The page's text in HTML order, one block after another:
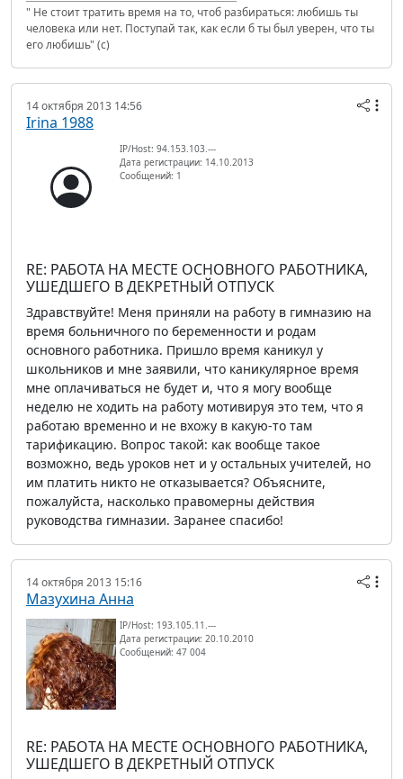
" Не стоит тратить время на то, чтоб разбираться: любишь ты
человека или нет. Поступай так, как если б ты был уверен, что ты
его любишь" (с)
14 октября 2013 14:56
Irina 1988
IP/Host: 94.153.103.---
Дата регистрации: 14.10.2013
Сообщений: 1
RE: РАБОТА НА МЕСТЕ ОСНОВНОГО РАБОТНИКА,
УШЕДШЕГО В ДЕКРЕТНЫЙ ОТПУСК
Здравствуйте! Меня приняли на работу в гимназию на
время больничного по беременности и родам
основного работника. Пришло время каникул у
школьников и мне заявили, что каникулярное время
мне оплачиваться не будет и, что я могу вообще
неделю не ходить на работу мотивируя это тем, что я
работаю временно и не вхожу в какую-то там
тарификацию. Вопрос такой: как вообще такое
возможно, ведь уроков нет и у остальных учителей, но
им платить никто не отказывается? Объясните,
пожалуйста, насколько правомерны действия
руководства гимназии. Заранее спасибо!
14 октября 2013 15:16
Мазухина Анна
IP/Host: 193.105.11.---
Дата регистрации: 20.10.2010
Сообщений: 47 004
RE: РАБОТА НА МЕСТЕ ОСНОВНОГО РАБОТНИКА,
УШЕДШЕГО В ДЕКРЕТНЫЙ ОТПУСК